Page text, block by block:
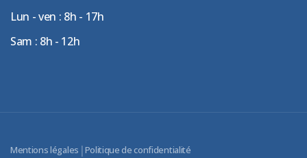
Lun - ven : 8h - 17h
Sam : 8h - 12h
Mentions légales |Politique de confidentialité